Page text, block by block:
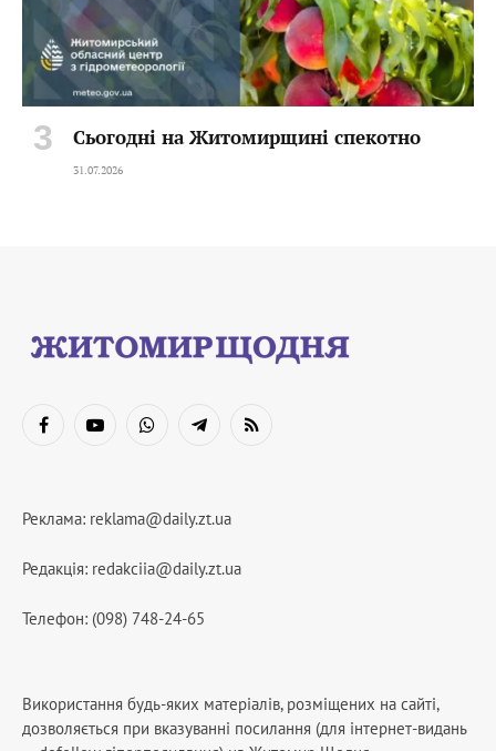
Сьогодні на Житомирщині спекотно
31.07.2026
FacebookYouTubeWhatsAppTelegramRSS
Реклама: reklama@daily.zt.ua
Редакція: redakciia@daily.zt.ua
Телефон: (098) 748-24-65
Використання будь-яких матеріалів, розміщених на сайті,
дозволяється при вказуванні посилання (для інтернет-видань